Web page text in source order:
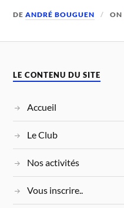
DEANDRÉ BOUGUEN ON
LE CONTENU DU SITE
Accueil
Le Club
Nos activités
Vous inscrire..